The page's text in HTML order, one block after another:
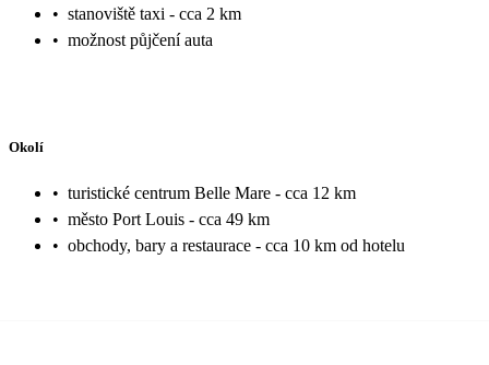
• stanoviště taxi - cca 2 km
• možnost půjčení auta
Okolí
• turistické centrum Belle Mare - cca 12 km
• město Port Louis - cca 49 km
• obchody, bary a restaurace - cca 10 km od hotelu